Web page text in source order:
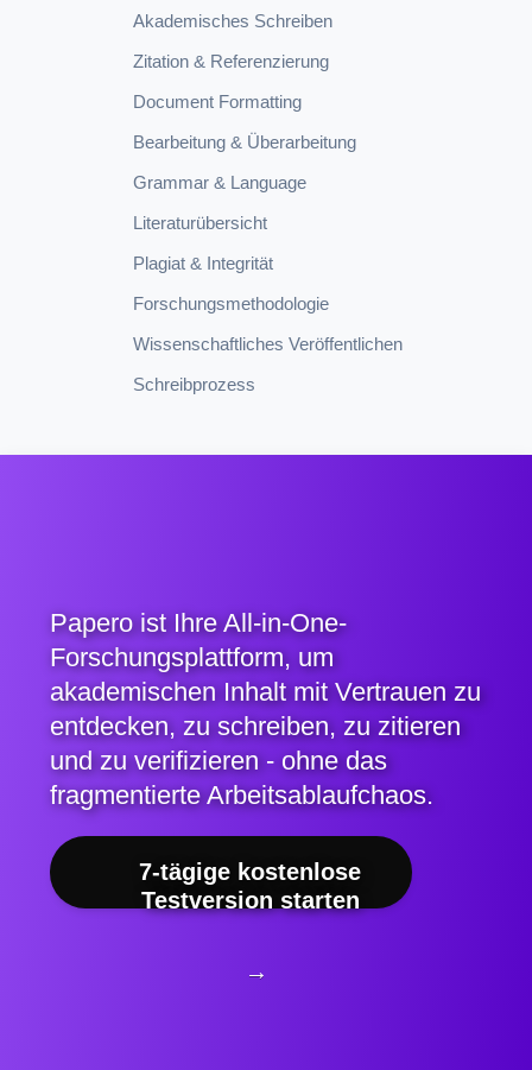
Akademisches Schreiben
Zitation & Referenzierung
Document Formatting
Bearbeitung & Überarbeitung
Grammar & Language
Literaturübersicht
Plagiat & Integrität
Forschungsmethodologie
Wissenschaftliches Veröffentlichen
Schreibprozess
Papero ist Ihre All-in-One-
Forschungsplattform, um
akademischen Inhalt mit Vertrauen zu
entdecken, zu schreiben, zu zitieren
und zu verifizieren - ohne das
fragmentierte Arbeitsablaufchaos.
7-tägige kostenlose
Testversion starten
→